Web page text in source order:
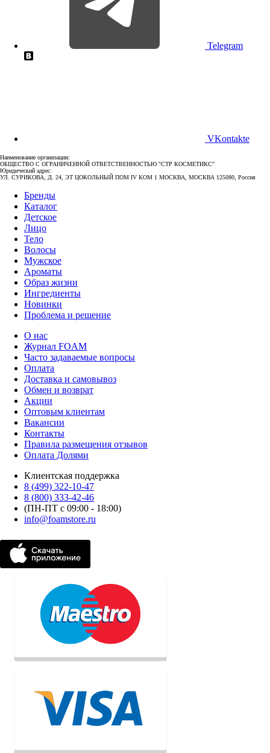
Telegram
VKontakte
Наименование организации:
ОБЩЕСТВО С ОГРАНИЧЕННОЙ ОТВЕТСТВЕННОСТЬЮ "СТР КОСМЕТИКС"
Юридический адрес:
УЛ. СУРИКОВА, Д. 24, ЭТ ЦОКОЛЬНЫЙ ПОМ IV КОМ 1 МОСКВА, МОСКВА 125080, Россия
Бренды
Каталог
Детское
Лицо
Тело
Волосы
Мужское
Ароматы
Образ жизни
Ингредиенты
Новинки
Проблема и решение
О нас
Журнал FOAM
Часто задаваемые вопросы
Оплата
Доставка и самовывоз
Обмен и возврат
Акции
Оптовым клиентам
Вакансии
Контакты
Правила размещения отзывов
Оплата Долями
Клиентская поддержка
8 (499) 322-10-47
8 (800) 333-42-46
(ПН-ПТ с 09:00 - 18:00)
info@foamstore.ru